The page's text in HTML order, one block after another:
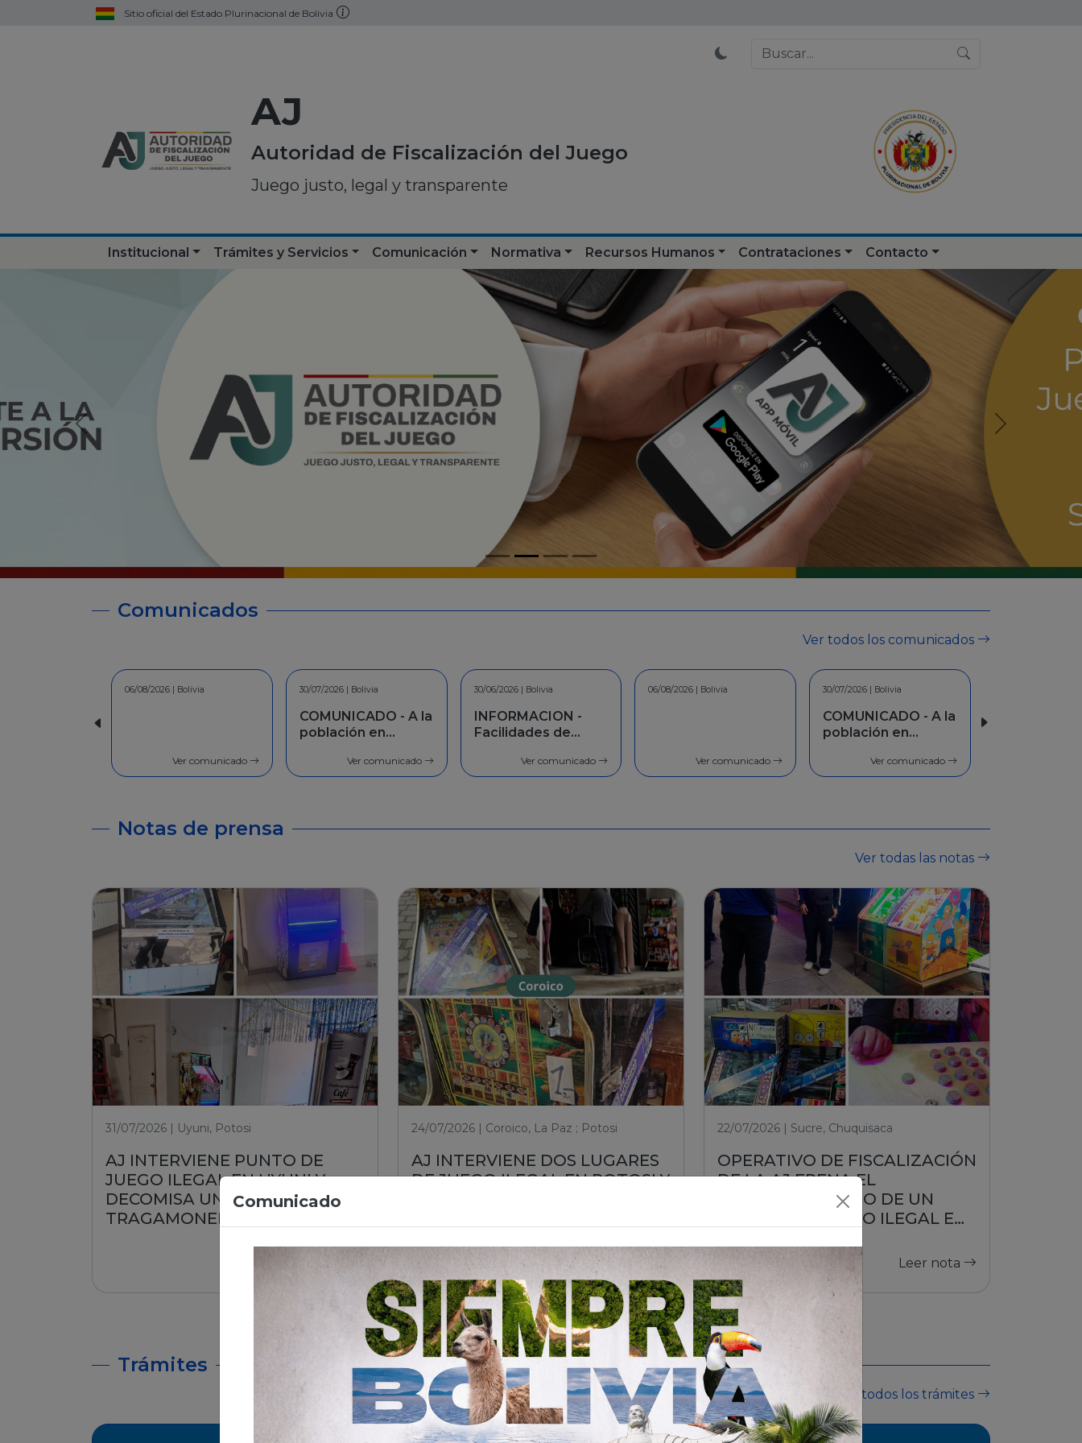
Sitio oficial del Estado Plurinacional de Bolivia
AJ
Autoridad de Fiscalización del Juego
Juego justo, legal y transparente
Institucional Trámites y Servicios Comunicación Normativa Recursos Humanos Contrataciones Contacto
Comunicados
Ver todos los comunicados
30/07/2026 | Bolivia
Ver comunicado
30/06/2026 | Bolivia
INFORMACION -
Facilidades de
Ver comunicado
06/08/2026 | Bolivia
Ver comunicado
30/07/2026 | Bolivia
Ver comunicado
30/06/2026 | Bolivia
INFORMACION -
Facilidades de
Ver comunicado
Comunicado
Notas de prensa
Ver todas las notas
31/07/2026 | Uyuni, Potosi
AJ INTERVIENE PUNTO DE
JUEGO ILEGAL EN UYUNI Y
DECOMISA UNA MÁQUINA
TRAGAMONEDA
Leer nota
24/07/2026 | Coroico, La Paz ; Potosi
AJ INTERVIENE DOS LUGARES
DE JUEGO ILEGAL EN POTOSI Y
Leer nota
22/07/2026 | Sucre, Chuquisaca
OPERATIVO DE FISCALIZACIÓN
DE LA AJ FRENA EL
FUNCIONAMIENTO DE UN
PUESTO DE JUEGO ILEGAL EN
Leer nota
Trámites
Ver todos los trámites